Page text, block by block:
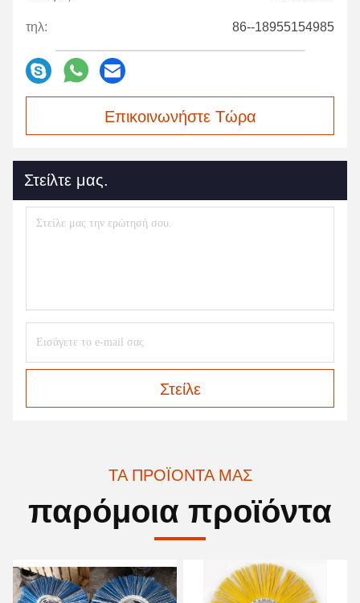
τηλ: 86--18955154985
Επικοινωνήστε Τώρα
Στείλτε μας.
Στείλε
ΤΑ ΠΡΟΪΌΝΤΑ ΜΑΣ
παρόμοια προϊόντα